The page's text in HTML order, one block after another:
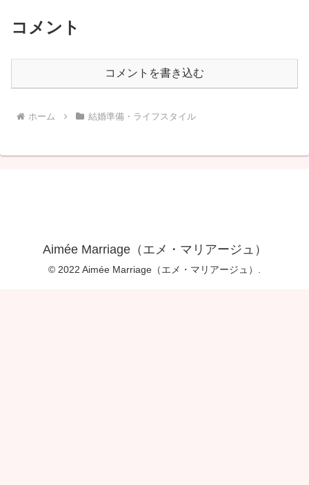
コメント
コメントを書き込む
ホーム 結婚準備・ライフスタイル
Aimée Marriage（エメ・マリアージュ）
© 2022 Aimée Marriage（エメ・マリアージュ）.